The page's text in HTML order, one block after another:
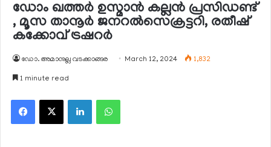
ഡോം ഖത്തര്‍ ഉസ്മാന്‍ കല്ലന്‍ പ്രസിഡണ്ട്
, മൂസ താനൂര്‍ ജനറല്‍സെക്രട്ടറി, രതീഷ്
കക്കോവ് ട്രഷറര്‍
ഡോ. അമാനുല്ല വടക്കാങ്ങര March 12, 2024 1,832
1 minute read
Facebook
X LinkedInWhatsApp